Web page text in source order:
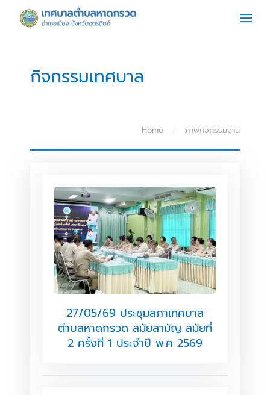
Skip to main content
กิจกรรมเทศบาล
Home ภาพกิจกรรมงาน
27/05/69 ประชุมสภาเทศบาล
ตำบลหาดกรวด สมัยสามัญ สมัยที่
2 ครั้งที่ 1 ประจำปี พ.ศ 2569